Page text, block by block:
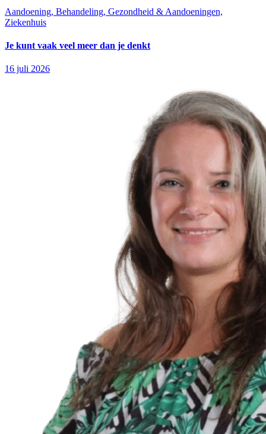
Aandoening, Behandeling, Gezondheid & Aandoeningen,
Ziekenhuis
Je kunt vaak veel meer dan je denkt
16 juli 2026